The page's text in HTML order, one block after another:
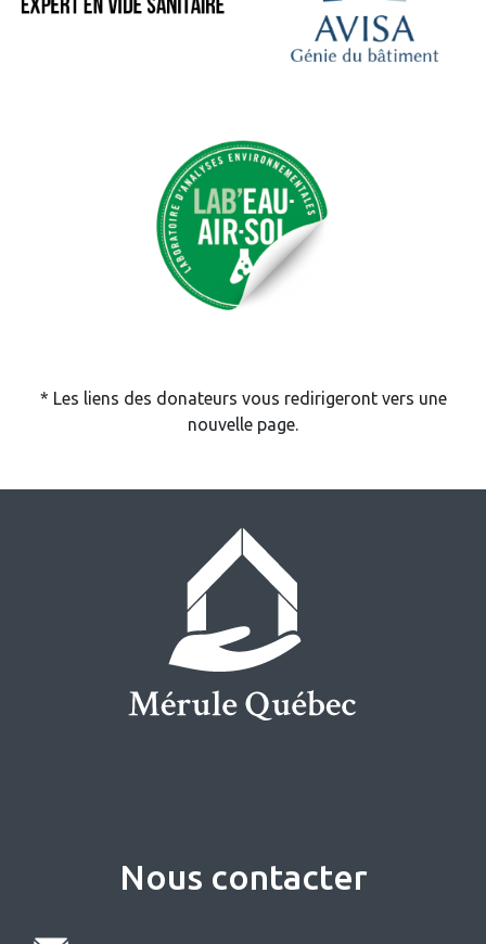
* Les liens des donateurs vous redirigeront vers une
nouvelle page.
Nous contacter